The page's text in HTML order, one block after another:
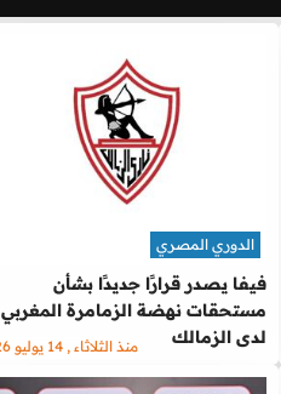
فيفا يصدر قرارًا جديدًا بشأن
مستحقات نهضة الزمامرة المغربي
لدى الزمالك
الدوري المصري
منذ الثلاثاء , 14 يوليو 2026